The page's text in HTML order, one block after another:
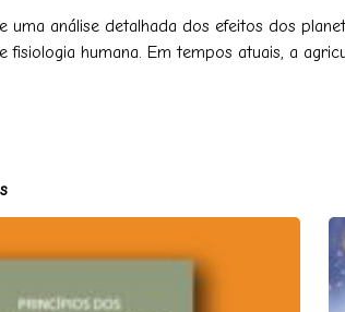
uma análise detalhada dos efeitos dos
fisiologia humana. Em tempos atuais, a